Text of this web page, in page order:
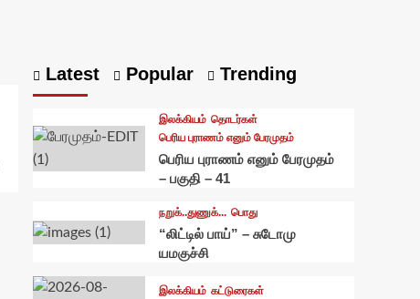
Latest Popular Trending
இலக்கியம் தொடர்கள்
பெரிய புராணம் எனும் பேரமுதம்
பெரிய புராணம் எனும் பேரமுதம்
– பகுதி – 41
நறுக்..துணுக்... பொது
“லிட்டில் பாய்” – சுடோமு
யமகுச்சி
இலக்கியம் கட்டுரைகள்